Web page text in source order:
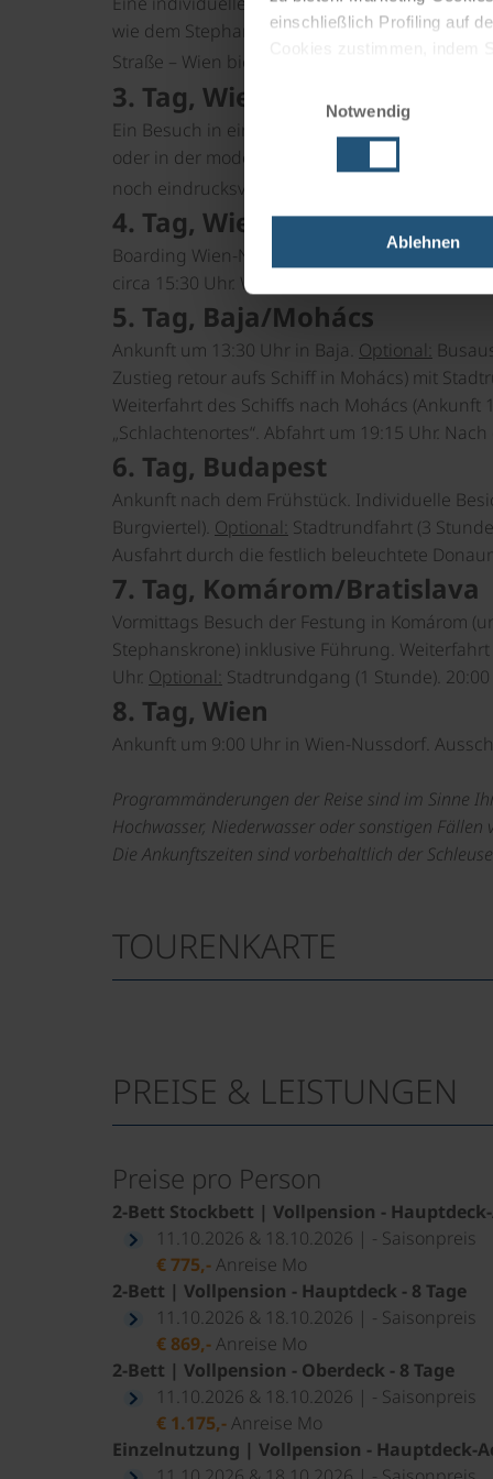
einschließlich Profiling auf
Impressum Datenschutz
Notwendig
Ablehnen
wie dem Stephansdom oder dem Riesenrad
Straße – Wien bietet für jeden Geschmack
3. Tag, Wien
Ein Besuch in einem der zahlreichen Wiener
oder in der modernen Albertina (Eintritt
noch eindrucksvoller. Übernachtung im 4
4. Tag, Wien
Boarding Wien-Nussdorf ab 12:30 Uhr. Leinen
circa 15:30 Uhr. Willkommensshow.
5. Tag, Baja/Mohács
Ankunft um 13:30 Uhr in Baja. Optional:
Zustieg retour aufs Schiff in Mohács) mit
Weiterfahrt des Schiffs nach Mohács
„Schlachtenortes“. Abfahrt um 19:15 Uhr.
6. Tag, Budapest
Ankunft nach dem Frühstück. Individuelle
Burgviertel). Optional: Stadtrundfahrt (3
Ausfahrt durch die festlich beleuchtete
7. Tag, Komárom/Bratislava
Vormittags Besuch der Festung in Komárom
Stephanskrone) inklusive Führung.
Uhr. Optional: Stadtrundgang (1 Stunde).
8. Tag, Wien
Ankunft um 9:00 Uhr in Wien-Nussdorf.
Programmänderungen der Reise sind im Sinne
Hochwasser, Niederwasser oder sonstigen Fällen
Die Ankunftszeiten sind vorbehaltlich der
TOURENKARTE
PREISE & LEISTUNGEN
Preise pro Person
2-Bett Stockbett | Vollpension -
11.10.2026 & 18.10.2026 | - Saisonpreis
€ 775,-Anreise Mo
2-Bett | Vollpension - Hauptdeck - 8 Tage
11.10.2026 & 18.10.2026 | - Saisonpreis
€ 869,-Anreise Mo
2-Bett | Vollpension - Oberdeck - 8 Tage
11.10.2026 & 18.10.2026 | - Saisonpreis
€ 1.175,-Anreise Mo
Einzelnutzung | Vollpension - Hauptdeck-